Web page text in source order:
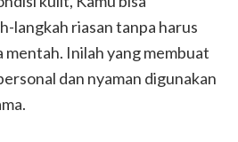
langkah riasan tanpa harus
Inilah yang membuat
dan nyaman digunakan